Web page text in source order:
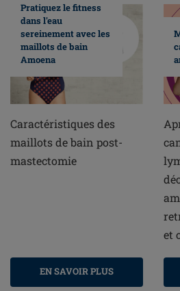
Pratiquez le fitness
dans l'eau
sereinement avec les
maillots de bain
Amoena
Caractéristiques des
maillots de bain post-
mastectomie
EN SAVOIR PLUS
et